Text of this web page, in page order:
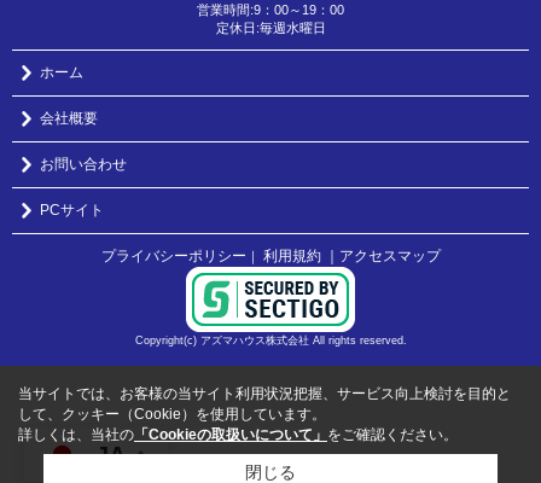
JA
営業時間:9：00～19：00
定休日:毎週水曜日
ホーム
会社概要
お問い合わせ
PCサイト
プライバシーポリシー ｜ 利用規約 ｜アクセスマップ
Copyright(c) アズマハウス株式会社 All rights reserved.
当サイトでは、お客様の当サイト利用状況把握、サービス向上検討を目的と
して、クッキー（Cookie）を使用しています。
詳しくは、当社の 「Cookieの取扱いについて」 をご確認ください。
閉じる